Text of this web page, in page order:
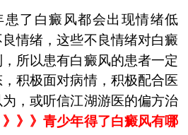
了白癜风都会出现情绪低
情绪，这些不良情绪对白癜
所以患有白癜风的患者一定
积极面对病情，积极配合医
，或听信江湖游医的偏方治
》》》青少年得了白癜风有哪